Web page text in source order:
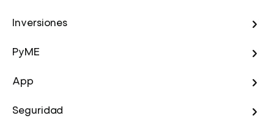
Inversiones
PyME
App
Seguridad